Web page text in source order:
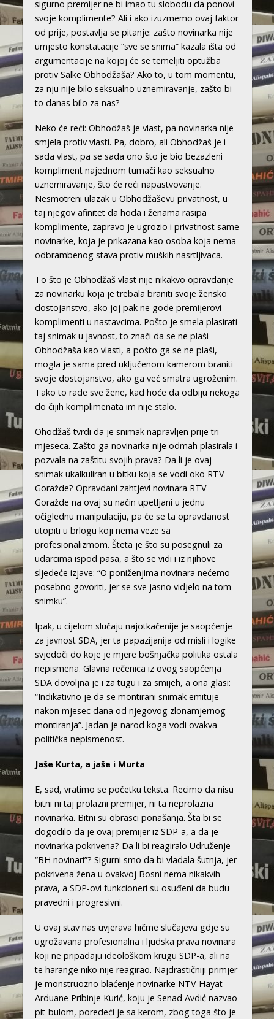
sigurno premijer ne bi imao tu slobodu da ponovi
svoje komplimente? Ali i ako izuzmemo ovaj faktor
od prije, postavlja se pitanje: zašto novinarka nije
umjesto konstatacije “sve se snima” kazala išta od
argumentacije na kojoj će se temeljiti optužba
protiv Salke Obhodžaša? Ako to, u tom momentu,
za nju nije bilo seksualno uznemiravanje, zašto bi
to danas bilo za nas?
Neko će reći: Obhodžaš je vlast, pa novinarka nije
smjela protiv vlasti. Pa, dobro, ali Obhodžaš je i
sada vlast, pa se sada ono što je bio bezazleni
kompliment najednom tumači kao seksualno
uznemiravanje, što će reći napastvovanje.
Nesmotreni ulazak u Obhodžaševu privatnost, u
taj njegov afinitet da hoda i ženama rasipa
komplimente, zapravo je ugrozio i privatnost same
novinarke, koja je prikazana kao osoba koja nema
odbrambenog stava protiv muških nasrtljivaca.
To što je Obhodžaš vlast nije nikakvo opravdanje
za novinarku koja je trebala braniti svoje žensko
dostojanstvo, ako joj pak ne gode premijerovi
komplimenti u nastavcima. Pošto je smela plasirati
taj snimak u javnost, to znači da se ne plaši
Obhodžaša kao vlasti, a pošto ga se ne plaši,
mogla je sama pred uključenom kamerom braniti
svoje dostojanstvo, ako ga već smatra ugroženim.
Tako to rade sve žene, kad hoće da odbiju nekoga
do čijih komplimenata im nije stalo.
Ohodžaš tvrdi da je snimak napravljen prije tri
mjeseca. Zašto ga novinarka nije odmah plasirala i
pozvala na zaštitu svojih prava? Da li je ovaj
snimak ukalkuliran u bitku koja se vodi oko RTV
Goražde? Opravdani zahtjevi novinara RTV
Goražde na ovaj su način upetljani u jednu
očiglednu manipulaciju, pa će se ta opravdanost
utopiti u brlogu koji nema veze sa
profesionalizmom. Šteta je što su posegnuli za
udarcima ispod pasa, a što se vidi i iz njihove
sljedeće izjave: “O poniženjima novinara nećemo
posebno govoriti, jer se sve jasno vidjelo na tom
snimku”.
Ipak, u cijelom slučaju najotkačenije je saopćenje
za javnost SDA, jer ta papazijanija od misli i logike
svjedoči do koje je mjere bošnjačka politika ostala
nepismena. Glavna rečenica iz ovog saopćenja
SDA dovoljna je i za tugu i za smijeh, a ona glasi:
“Indikativno je da se montirani snimak emituje
nakon mjesec dana od njegovog zlonamjernog
montiranja”. Jadan je narod koga vodi ovakva
politička nepismenost.
Jaše Kurta, a jaše i Murta
E, sad, vratimo se početku teksta. Recimo da nisu
bitni ni taj prolazni premijer, ni ta neprolazna
novinarka. Bitni su obrasci ponašanja. Šta bi se
dogodilo da je ovaj premijer iz SDP-a, a da je
novinarka pokrivena? Da li bi reagiralo Udruženje
“BH novinari”? Sigurni smo da bi vladala šutnja, jer
pokrivena žena u ovakvoj Bosni nema nikakvih
prava, a SDP-ovi funkcioneri su osuđeni da budu
pravedni i progresivni.
U ovaj stav nas uvjerava hičme slučajeva gdje su
ugrožavana profesionalna i ljudska prava novinara
koji ne pripadaju ideološkom krugu SDP-a, ali na
te harange niko nije reagirao. Najdrastičniji primjer
je monstruozno blaćenje novinarke NTV Hayat
Arduane Pribinje Kurić, koju je Senad Avdić nazvao
pit-bulom, poredeći je sa kerom, zbog toga što je